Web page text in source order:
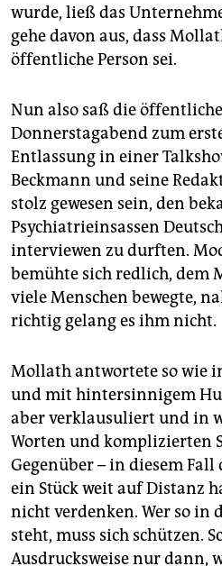
wurde, ließ das
gehe davon aus, dass
öffentliche Person sei.
Nun also saß die
Donnerstagabend zum
Entlassung in einer
Beckmann und seine
stolz gewesen sein, den
Psychiatrieinsassen
interviewen zu durften.
bemühte sich redlich, dem
viele Menschen bewegte,
richtig gelang es ihm nicht.
Mollath antwortete so wie
und mit hintersinnigem
aber verklausuliert und in
Worten und komplizierten
Gegenüber – in diesem
ein Stück weit auf Distanz
nicht verdenken. Wer so in
steht, muss sich schützen.
Ausdrucksweise nur dann,